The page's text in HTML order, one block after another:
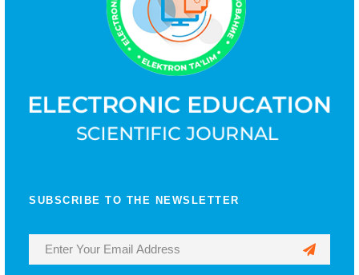
SUBSCRIBE TO THE NEWSLETTER